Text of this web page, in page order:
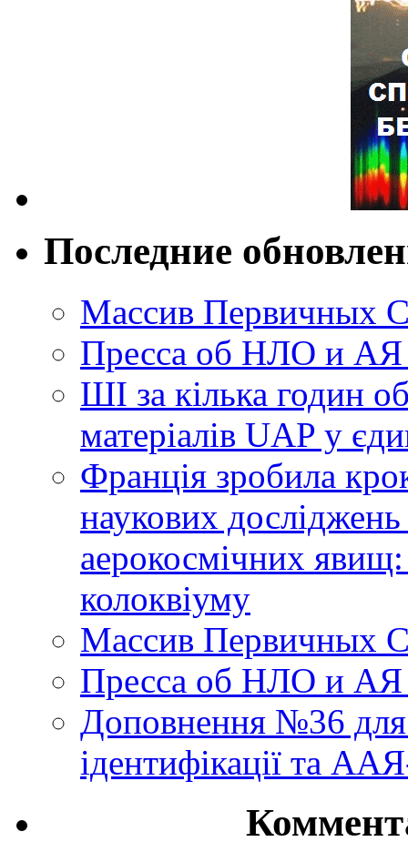
Последние
Массив Первичных
Пресса об НЛО и
ШІ за кілька годин
матеріалів UAP у
Франція зробила
наукових
аерокосмічних
колоквіуму
Массив Первичных
Пресса об НЛО и
Доповнення №36
ідентифікації та